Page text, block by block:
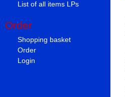
List of all items LPs
Order
Shopping basket
Order
Login